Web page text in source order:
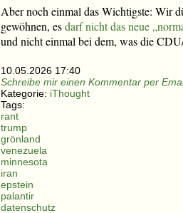
Aber noch einmal das Wichtigste: Wir
gewöhnen, esdarf nicht das neue
und nicht einmal bei dem, was die
10.05.2026 17:40
Schreibe mir einen Kommentar per
Kategorie: iThought
Tags:
rant
trump
grönland
venezuela
minnesota
iran
epstein
palantir
datenschutz